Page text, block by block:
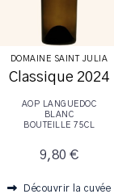
DOMAINE SAINT JULIA
Classique 2024
AOP LANGUEDOC
BLANC
BOUTEILLE 75CL
9,80 €
Découvrir la cuvée